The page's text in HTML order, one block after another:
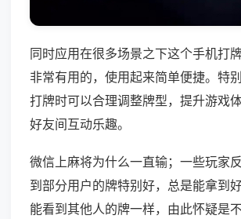
同时应用在很多场景之下这个手机打
非常有用的，使用起来简单便捷。特
打牌时可以合理调整牌型，提升游戏
好友间互动乐趣。
微信上麻将为什么一直输；一些玩家
到部分用户的牌特别好，总是能拿到
能看到其他人的牌一样，由此怀疑是